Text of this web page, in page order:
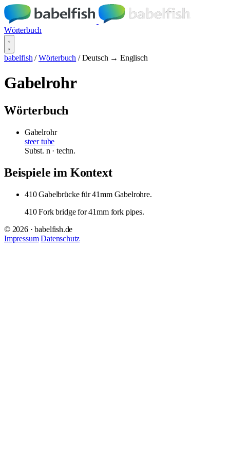
Wörterbuch
babelfish / Wörterbuch / Deutsch → Englisch
Gabelrohr
Wörterbuch
Gabelrohr
steer tube
Subst. n · techn.
Beispiele im Kontext
410 Gabelbrücke für 41mm Gabelrohre.
410 Fork bridge for 41mm fork pipes.
© 2026 · babelfish.de
Impressum Datenschutz